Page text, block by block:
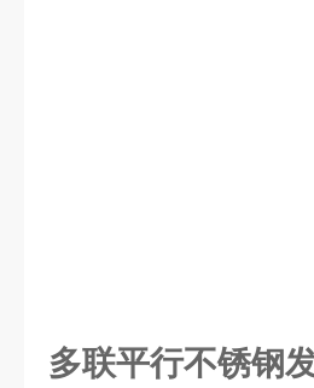
多联平行不锈钢